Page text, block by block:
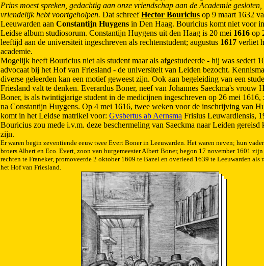
Prins moest spreken, gedachtig aan onze vriendschap aan de Academie
vriendelijk hebt voortgeholpen. Dat schreefHector Bouricius op 9 maart 1632
Leeuwarden aan Constantijn Huygens in Den Haag. Bouricius komt niet voor
Leidse album studiosorum. Constantijn Huygens uit den Haag is 20 mei 1616 op
leeftijd aan de universiteit ingeschreven als rechtenstudent; augustus 1617 verliet
academie.
Mogelijk heeft Bouricius niet als student maar als afgestudeerde - hij was sedert
advocaat bij het Hof van Friesland - de universiteit van Leiden bezocht.
diverse geleerden kan een motief geweest zijn. Ook aan begeleiding van een
Friesland valt te denken. Everardus Boner, neef van Johannes Saeckma's vrouw
Boner, is als twintigjarige student in de medicijnen ingeschreven op 26 mei 1616,
na Constantijn Huygens. Op 4 mei 1616, twee weken voor de inschrijving van
komt in het Leidse matrikel voor: Gysbertus ab Aernsma Frisius Leuwardiensis,
Bouricius zou mede i.v.m. deze beschermeling van Saeckma naar Leiden gereisd
zijn.
Er waren begin zeventiende eeuw twee Evert Boner in Leeuwarden. Het waren neven; hun
broers Albert en Eco. Evert, zoon van burgemeester Albert Boner, begon 17 november 1601
rechten te Franeker, promoveerde 2 oktober 1609 te Bazel en overleed 1639 te Leeuwarden als
het Hof van Friesland.